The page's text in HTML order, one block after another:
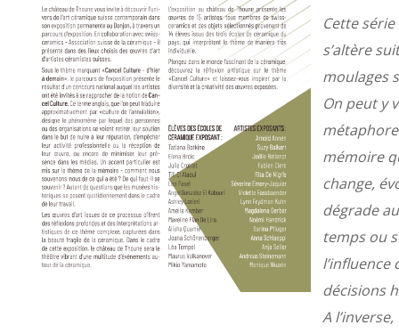
Cette série
s’altère
moulages
On peut y
mémoire
change,
dégrade
temps ou
l’influence
décisions
A